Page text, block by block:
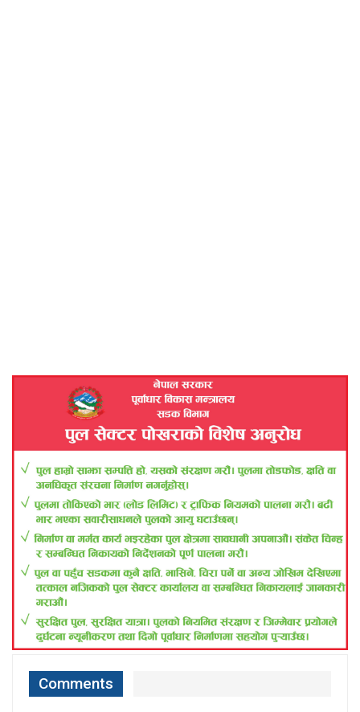
Comments